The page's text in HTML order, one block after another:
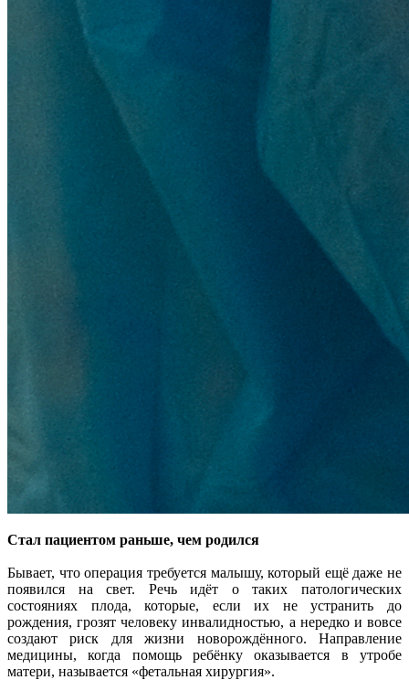
Стал пациентом раньше, чем родился
Бывает, что операция требуется малышу, который ещё даже не
появился на свет. Речь идёт о таких патологических
состояниях плода, которые, если их не устранить до
рождения, грозят человеку инвалидностью, а нередко и вовсе
создают риск для жизни новорождённого. Направление
медицины, когда помощь ребёнку оказывается в утробе
матери, называется «фетальная хирургия».